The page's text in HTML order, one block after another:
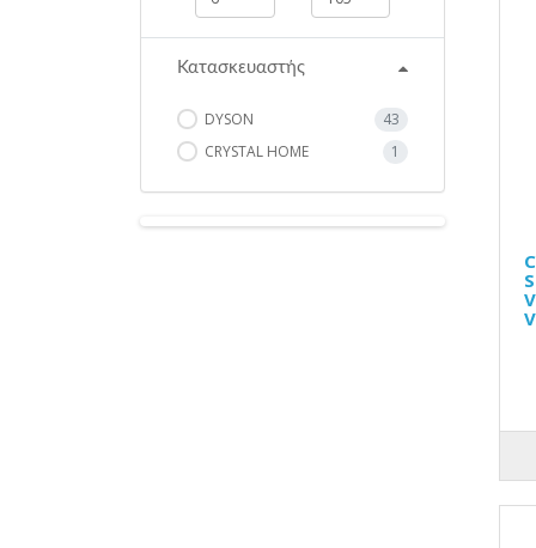
Κατασκευαστής
DYSON
43
CRYSTAL HOME
1